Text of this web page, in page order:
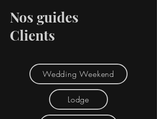
Nos guides
Clients
Wedding Weekend
Lodge